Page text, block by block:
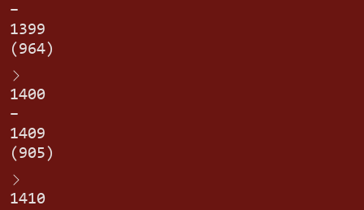
–
1399
(964)
1400
–
1409
(905)
1410